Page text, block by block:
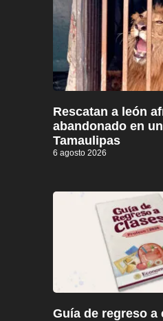
Rescatan a león
abandonado en
Tamaulipas
6 agosto 2026
Guía de regreso a